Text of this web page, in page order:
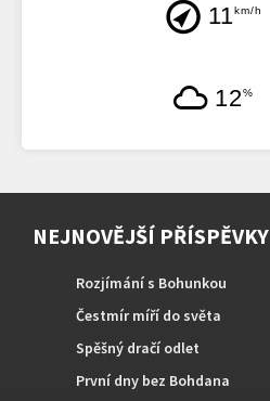
11km/h
12%
NEJNOVĚJŠÍ PŘÍSPĚVKY
Rozjímání s Bohunkou
Čestmír míří do světa
Spěšný dračí odlet
První dny bez Bohdana